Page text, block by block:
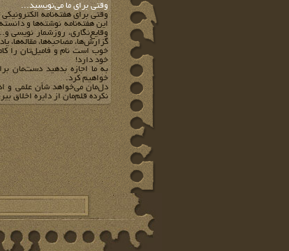
وقتي براي ما مي‌نويسيد...
وقتي براي هفته‌نامه
اين هفته‌نامه نوشته‌ها و
وقايع‌نگاري، روزشمار نويسي
گزارش‌ها، مصاحبه‌ها،
خوب است نام و فاميل‌تان را
خود دارد!
به ما اجازه بدهيد دست‌مان
خواهيم کرد.
دل‌مان مي‌خواهد شأن علمي و
نکرده قلم‌مان از دايره اخلاق